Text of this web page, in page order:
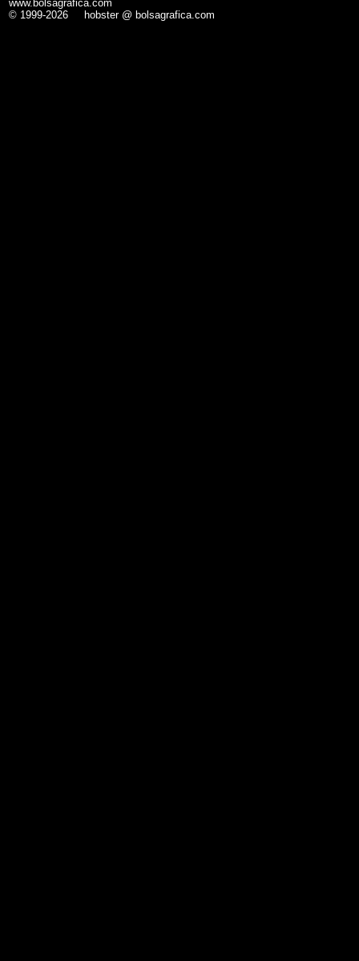
www.bolsagrafica.com
© 1999-2026 hobster @ bolsagrafica.com